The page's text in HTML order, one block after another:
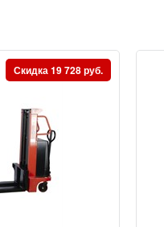
Скидка 19 728 руб.